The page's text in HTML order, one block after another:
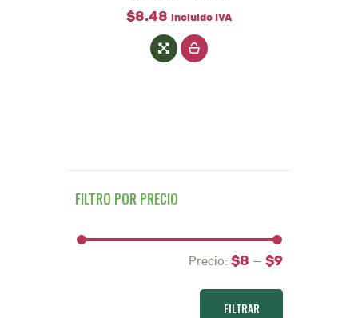
$8.48 incluido IVA
FILTRO POR PRECIO
Precio
mínimo
Precio
máximo
FILTRAR
Precio:$8 —$9